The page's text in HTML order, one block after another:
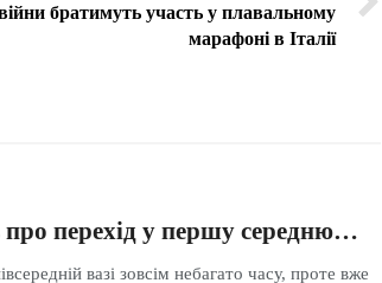
братимуть участь у плавальному
марафоні в Італії
перехід у першу середню…
вазі зовсім небагато часу, проте вже